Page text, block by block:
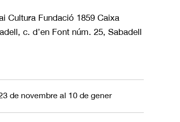
Cultura Fundació 1859 Caixa
c. d’en Font núm. 25, Sabadell
de novembre al 10 de gener